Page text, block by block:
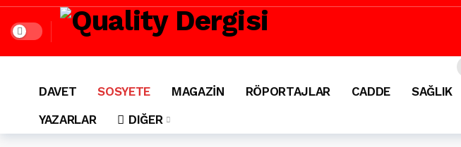
Dark mode
DAVET SOSYETE MAGAZİN RÖPORTAJLAR CADDE SAĞLIK
YAZARLAR
DIĞER